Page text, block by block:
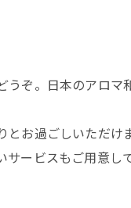
ぞ。日本のアロマ
とお過ごしいただけ
ービスもご用意し